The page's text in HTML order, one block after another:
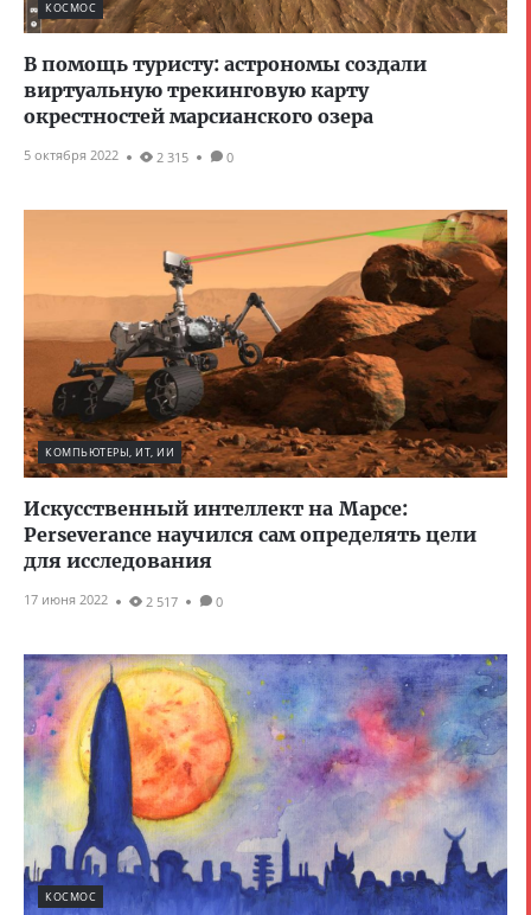
КОСМОС
В помощь туристу: астрономы создали
виртуальную трекинговую карту
окрестностей марсианского озера
5 октября 2022 2 315 0
КОМПЬЮТЕРЫ, ИТ, ИИ
Искусственный интеллект на Марсе:
Perseverance научился сам определять цели
для исследования
17 июня 2022 2 517 0
КОСМОС